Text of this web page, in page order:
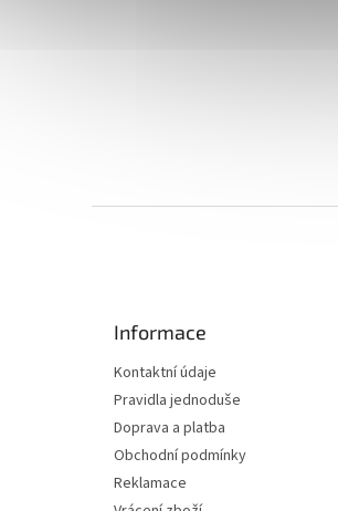
Informace
Kontaktní údaje
Pravidla jednoduše
Doprava a platba
Obchodní podmínky
Reklamace